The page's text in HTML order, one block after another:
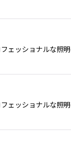
ッショナルな照
ッショナルな照